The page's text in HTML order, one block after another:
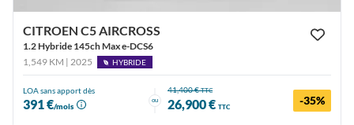
CITROEN C5 AIRCROSS
1.2 Hybride 145ch Max e-DCS6
1,549 KM | 2025
HYBRIDE
LOA sans apport dès
391 €/mois
ou
41,400 €TTC
26,900 € TTC -35%